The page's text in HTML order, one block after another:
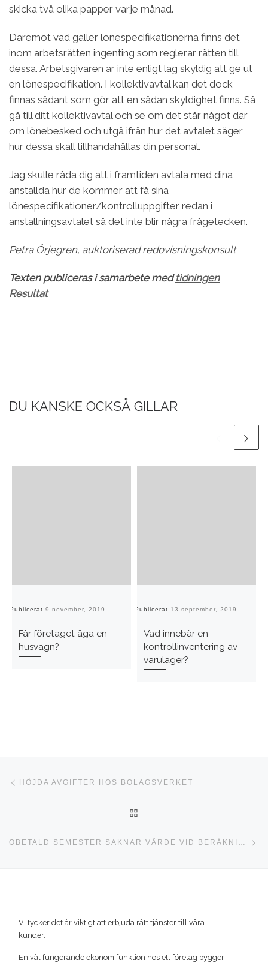
skicka två olika papper varje månad.
Däremot vad gäller lönespecifikationerna finns det
inom arbetsrätten ingenting som reglerar rätten till
dessa. Arbetsgivaren är inte enligt lag skyldig att ge ut
en lönespecifikation. I kollektivavtal kan det dock
finnas sådant som gör att en sådan skyldighet finns. Så
gå till ditt kollektivavtal och se om det står något där
om lönebesked och utgå ifrån hur det avtalet säger
hur dessa skall tillhandahållas din personal.
Jag skulle råda dig att i framtiden avtala med dina
anställda hur de kommer att få sina
lönespecifikationer/kontrolluppgifter redan i
anställningsavtalet så det inte blir några frågetecken.
Petra Örjegren, auktoriserad redovisningskonsult
Texten publiceras i samarbete medtidningen
Resultat
DU KANSKE OCKSÅ GILLAR
Publicerat 9 november, 2019
Får företaget äga en
husvagn?
Publicerat 13 september, 2019
Vad innebär en
kontrollinventering av
varulager?
Inläggsnavigering
HÖJDA AVGIFTER HOS BOLAGSVERKET
OBETALD SEMESTER SAKNAR VÄRDE VID BERÄKNING AV SJUKPENNINGSGRUNDANDE INKOMST
Vi tycker det är viktigt att erbjuda rätt tjänster till våra
kunder.
En väl fungerande ekonomifunktion hos ett företag bygger